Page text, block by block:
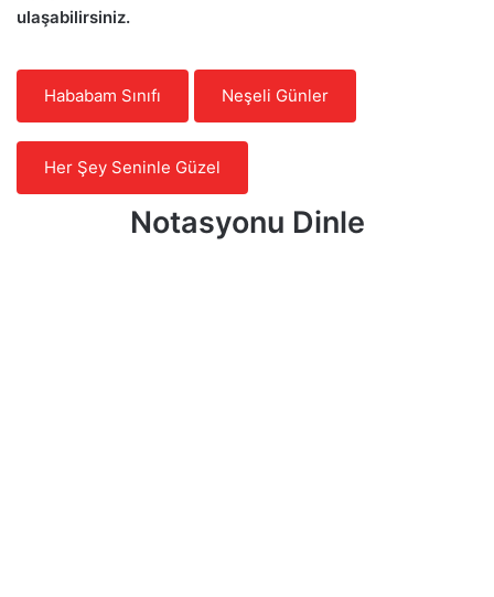
ulaşabilirsiniz.
Hababam Sınıfı Neşeli Günler
Her Şey Seninle Güzel
Notasyonu Dinle